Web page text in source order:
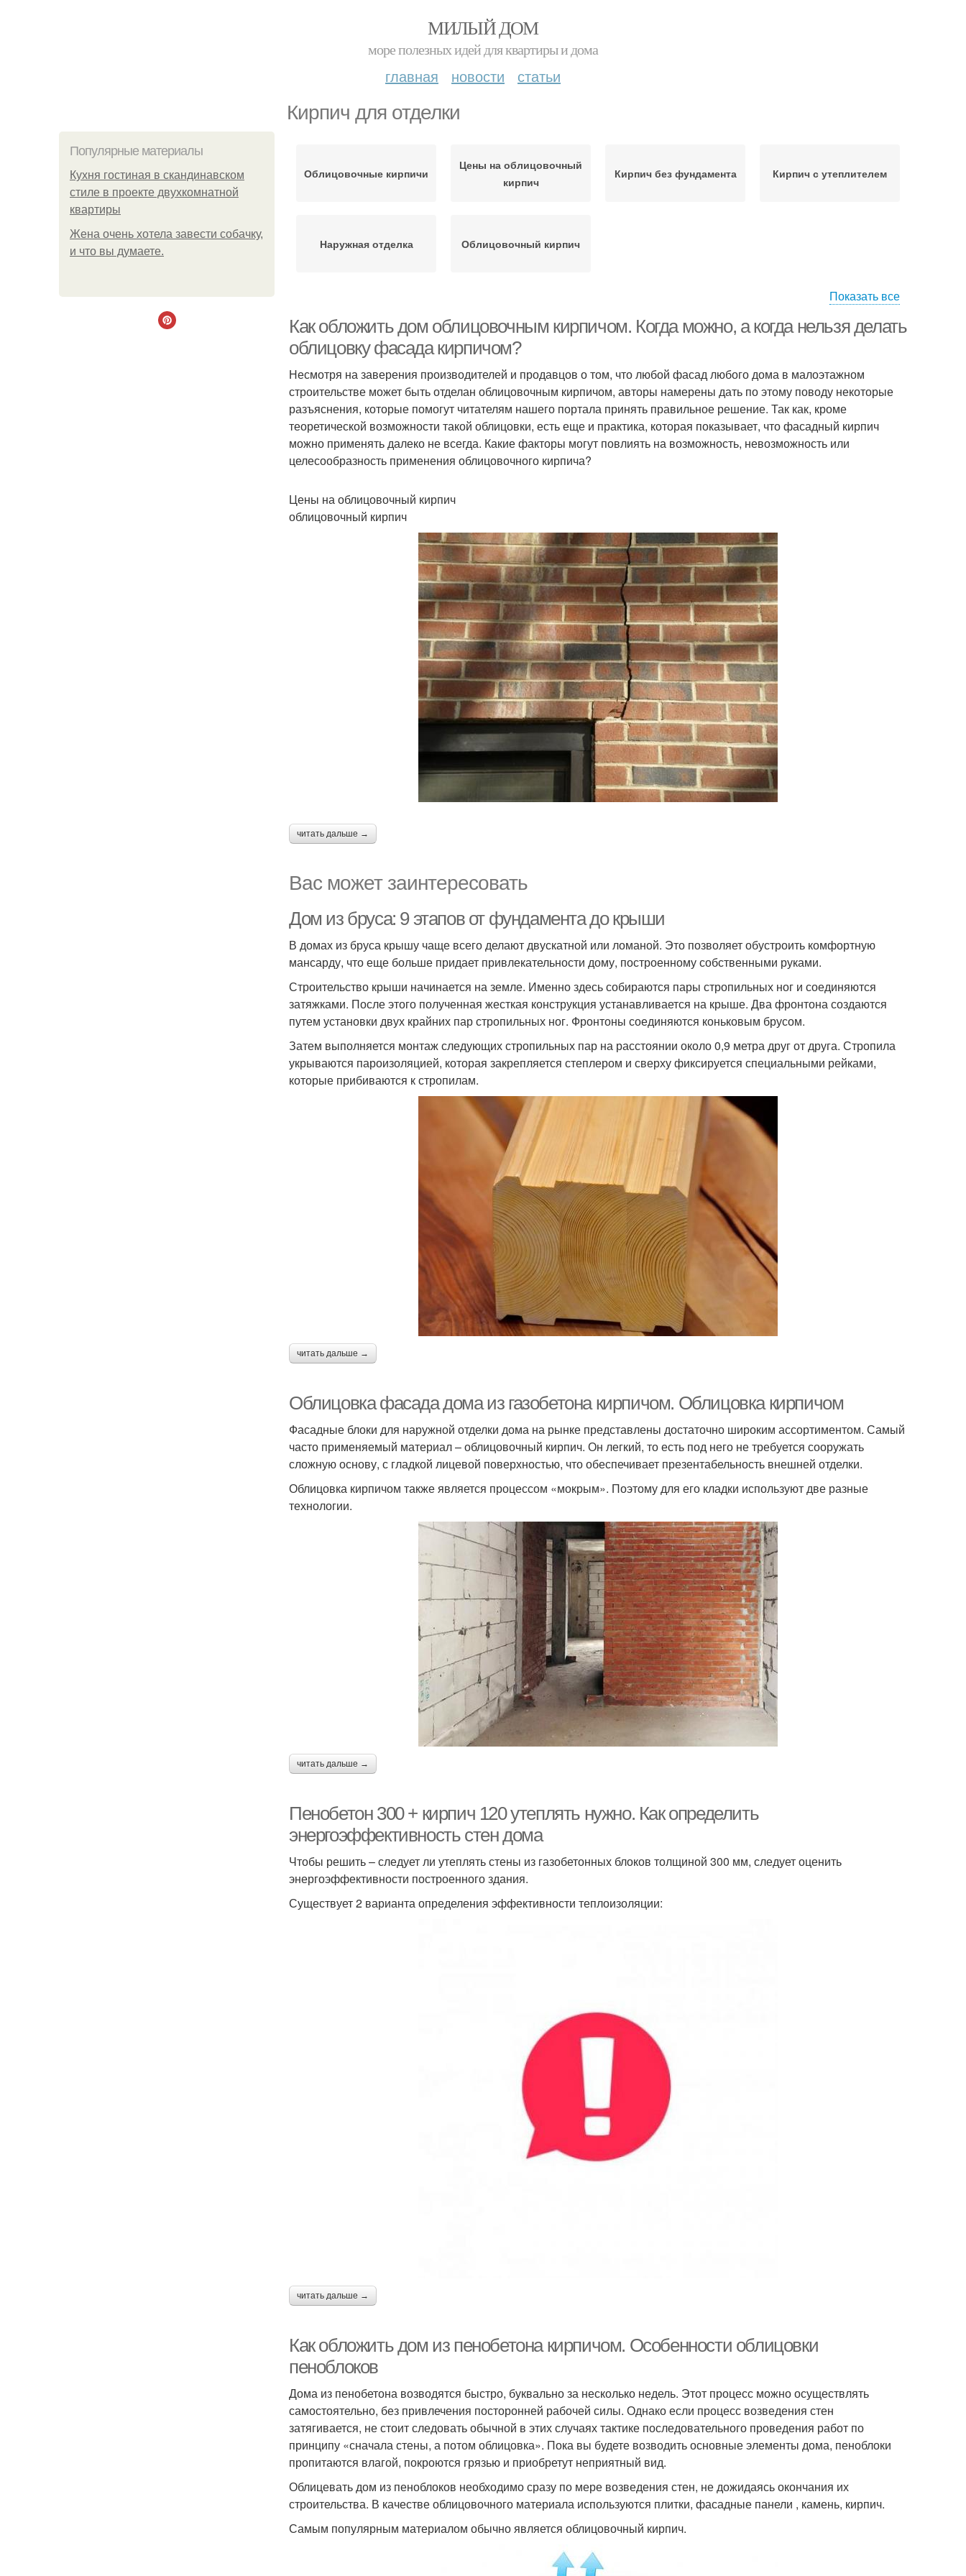
МИЛЫЙ ДОМ
море полезных идей для квартиры и дома
главная новости статьи
Кирпич для отделки
Популярные материалы
Кухня гостиная в скандинавском
стиле в проекте двухкомнатной
квартиры
Жена очень хотела завести собачку,
и что вы думаете.
Облицовочные кирпичи
Цены на облицовочный
кирпич
Кирпич без фундамента Кирпич с утеплителем
Наружная отделка Облицовочный кирпич
Показать все
Как обложить дом облицовочным кирпичом. Когда можно, а когда нельзя делать
облицовку фасада кирпичом?
Несмотря на заверения производителей и продавцов о том, что любой фасад любого дома в малоэтажном
строительстве может быть отделан облицовочным кирпичом, авторы намерены дать по этому поводу некоторые
разъяснения, которые помогут читателям нашего портала принять правильное решение. Так как, кроме
теоретической возможности такой облицовки, есть еще и практика, которая показывает, что фасадный кирпич
можно применять далеко не всегда. Какие факторы могут повлиять на возможность, невозможность или
целесообразность применения облицовочного кирпича?
Цены на облицовочный кирпич
облицовочный кирпич
читать дальше →
Вас может заинтересовать
Дом из бруса: 9 этапов от фундамента до крыши
В домах из бруса крышу чаще всего делают двускатной или ломаной. Это позволяет обустроить комфортную
мансарду, что еще больше придает привлекательности дому, построенному собственными руками.
Строительство крыши начинается на земле. Именно здесь собираются пары стропильных ног и соединяются
затяжками. После этого полученная жесткая конструкция устанавливается на крыше. Два фронтона создаются
путем установки двух крайних пар стропильных ног. Фронтоны соединяются коньковым брусом.
Затем выполняется монтаж следующих стропильных пар на расстоянии около 0,9 метра друг от друга. Стропила
укрываются пароизоляцией, которая закрепляется степлером и сверху фиксируется специальными рейками,
которые прибиваются к стропилам.
читать дальше →
Облицовка фасада дома из газобетона кирпичом. Облицовка кирпичом
Фасадные блоки для наружной отделки дома на рынке представлены достаточно широким ассортиментом. Самый
часто применяемый материал – облицовочный кирпич. Он легкий, то есть под него не требуется сооружать
сложную основу, с гладкой лицевой поверхностью, что обеспечивает презентабельность внешней отделки.
Облицовка кирпичом также является процессом «мокрым». Поэтому для его кладки используют две разные
технологии.
читать дальше →
Пенобетон 300 + кирпич 120 утеплять нужно. Как определить
энергоэффективность стен дома
Чтобы решить – следует ли утеплять стены из газобетонных блоков толщиной 300 мм, следует оценить
энергоэффективности построенного здания.
Существует 2 варианта определения эффективности теплоизоляции:
читать дальше →
Как обложить дом из пенобетона кирпичом. Особенности облицовки
пеноблоков
Дома из пенобетона возводятся быстро, буквально за несколько недель. Этот процесс можно осуществлять
самостоятельно, без привлечения посторонней рабочей силы. Однако если процесс возведения стен
затягивается, не стоит следовать обычной в этих случаях тактике последовательного проведения работ по
принципу «сначала стены, а потом облицовка». Пока вы будете возводить основные элементы дома, пеноблоки
пропитаются влагой, покроются грязью и приобретут неприятный вид.
Облицевать дом из пеноблоков необходимо сразу по мере возведения стен, не дожидаясь окончания их
строительства. В качестве облицовочного материала используются плитки, фасадные панели , камень, кирпич.
Самым популярным материалом обычно является облицовочный кирпич.